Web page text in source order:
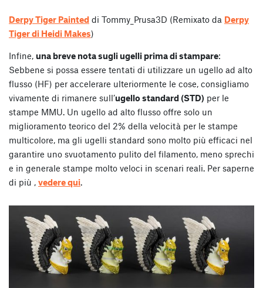
Derpy Tiger Painted di Tommy_Prusa3D (Remixato da Derpy
Tiger di Heidi Makes)
Infine, una breve nota sugli ugelli prima di stampare:
Sebbene si possa essere tentati di utilizzare un ugello ad alto
flusso (HF) per accelerare ulteriormente le cose, consigliamo
vivamente di rimanere sull’ugello standard (STD) per le
stampe MMU. Un ugello ad alto flusso offre solo un
miglioramento teorico del 2% della velocità per le stampe
multicolore, ma gli ugelli standard sono molto più efficaci nel
garantire uno svuotamento pulito del filamento, meno sprechi
e in generale stampe molto veloci in scenari reali. Per saperne
di più , vedere qui.